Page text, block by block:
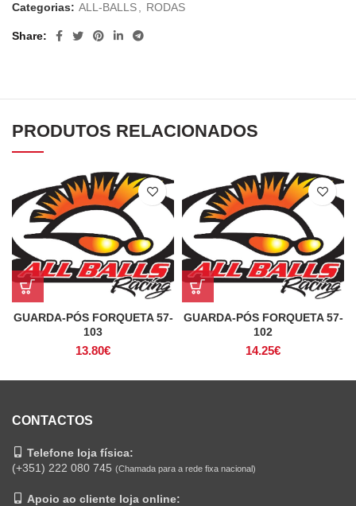
Categorias: ALL-BALLS RODAS
Share
PRODUTOS RELACIONADOS
GUARDA-PÓS FORQUETA 57-
103
13.80€
GUARDA-PÓS FORQUETA 57-
102
14.25€
CONTACTOS
Telefone loja física:
(+351) 222 080 745 (Chamada para a rede fixa nacional)
Apoio ao cliente loja online: